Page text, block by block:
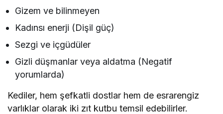
Gizem ve bilinmeyen
Kadınsı enerji (Dişil güç)
Sezgi ve içgüdüler
Gizli düşmanlar veya aldatma (Negatif
yorumlarda)
Kediler, hem şefkatli dostlar hem de esrarengiz
varlıklar olarak iki zıt kutbu temsil edebilirler.